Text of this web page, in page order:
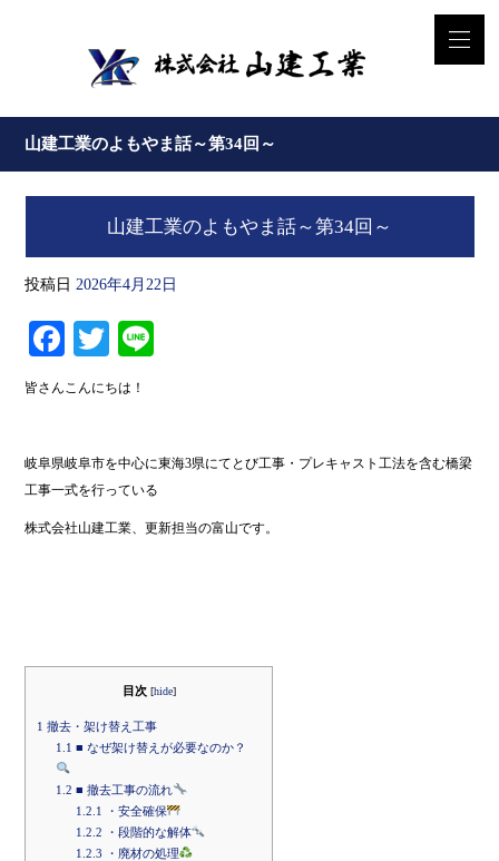
山建工業のよもやま話～第34回～
山建工業のよもやま話～第34回～
投稿日 2026年4月22日
Facebook
Twitter
皆さんこんにちは！
岐阜県岐阜市を中心に東海3県にてとび工事・プレキャスト工法を含む橋梁
工事一式を行っている
株式会社山建工業、更新担当の富山です。
目次 [hide]
1 撤去・架け替え工事
1.1 ■ なぜ架け替えが必要なのか？
1.2 ■ 撤去工事の流れ
1.2.1
・安全確保
1.2.2 ・段階的な解体
1.2.3 ・廃材の処理